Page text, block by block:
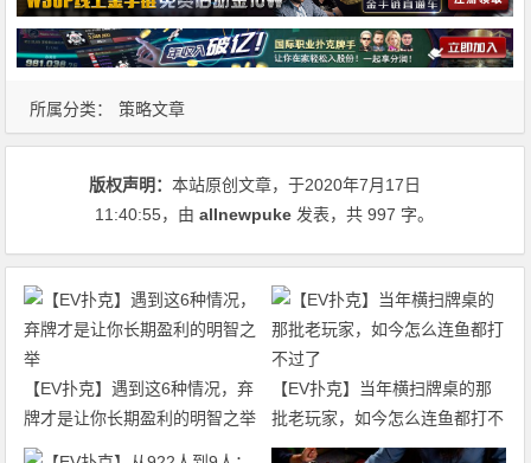
所属分类： 策略文章
版权声明：本站原创文章，于2020年7月17日
11:40:55，由allnewpuke 发表，共 997 字。
【EV扑克】遇到这6种情况，弃
牌才是让你长期盈利的明智之举
【EV扑克】当年横扫牌桌的那
批老玩家，如今怎么连鱼都打不
过了